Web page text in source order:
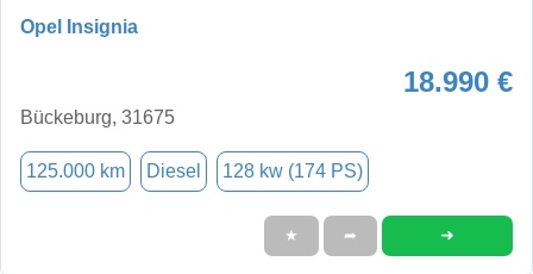
Opel Insignia
18.990 €
Bückeburg, 31675
125.000 km Diesel 128 kw (174 PS)
★ ➦ ➜